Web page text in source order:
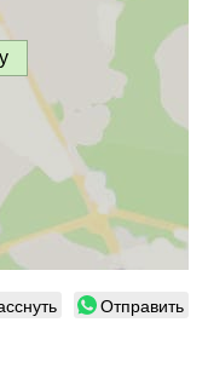
Отправить